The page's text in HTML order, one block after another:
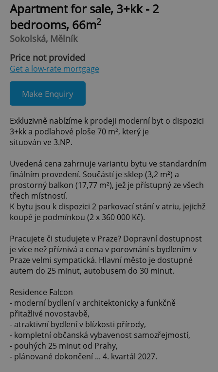
Apartment for sale, 3+kk - 2
bedrooms, 66m2
Sokolská, Mělník
Price not provided
Get a low-rate mortgage
Make Enquiry
Exkluzivně nabízíme k prodeji moderní byt o dispozici
3+kk a podlahové ploše 70 m², který je
situován ve 3.NP.
Uvedená cena zahrnuje variantu bytu ve standardním
finálním provedení. Součástí je sklep (3,2 m²) a
prostorný balkon (17,77 m²), jež je přístupný ze všech
třech místností.
K bytu jsou k dispozici 2 parkovací stání v atriu, jejichž
koupě je podmínkou (2 x 360 000 Kč).
Pracujete či studujete v Praze? Dopravní dostupnost
je více než příznivá a cena v porovnání s bydlením v
Praze velmi sympatická. Hlavní město je dostupné
autem do 25 minut, autobusem do 30 minut.
Residence Falcon
- moderní bydlení v architektonicky a funkčně
přitažlivé novostavbě,
- atraktivní bydlení v blízkosti přírody,
- kompletní občanská vybavenost samozřejmostí,
- pouhých 25 minut od Prahy,
- plánované dokončení ... 4. kvartál 2027.